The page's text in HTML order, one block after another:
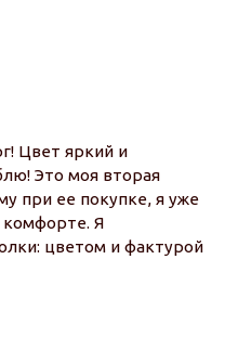
Цвет яркий и
Это моя вторая
при ее покупке, я уже
комфорте. Я
цветом и фактурой